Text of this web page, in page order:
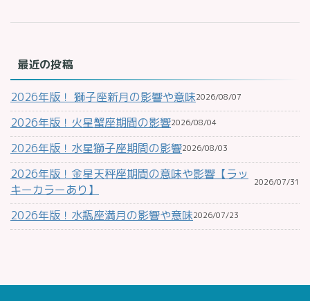
最近の投稿
2026年版！ 獅子座新月の影響や意味2026/08/07
2026年版！火星蟹座期間の影響2026/08/04
2026年版！水星獅子座期間の影響2026/08/03
2026年版！金星天秤座期間の意味や影響【ラッ
キーカラーあり】
2026/07/31
2026年版！水瓶座満月の影響や意味2026/07/23